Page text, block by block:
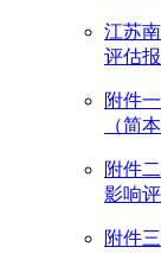
江苏
评估
附件
（简本
附件
影响
附件